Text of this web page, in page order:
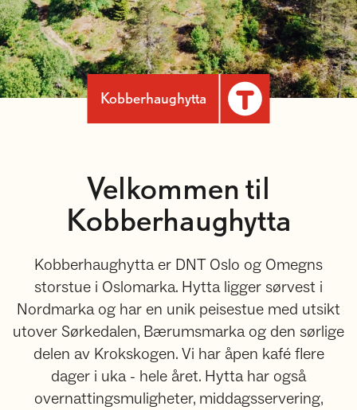
Kobberhaughytta
Velkommen til
Kobberhaughytta
Kobberhaughytta er DNT Oslo og Omegns
storstue i Oslomarka. Hytta ligger sørvest i
Nordmarka og har en unik peisestue med utsikt
utover Sørkedalen, Bærumsmarka og den sørlige
delen av Krokskogen. Vi har åpen kafé flere
dager i uka - hele året. Hytta har også
overnattingsmuligheter, middagsservering,